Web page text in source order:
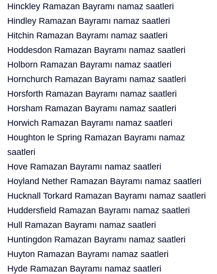
Hinckley Ramazan Bayramı namaz saatleri
Hindley Ramazan Bayramı namaz saatleri
Hitchin Ramazan Bayramı namaz saatleri
Hoddesdon Ramazan Bayramı namaz saatleri
Holborn Ramazan Bayramı namaz saatleri
Hornchurch Ramazan Bayramı namaz saatleri
Horsforth Ramazan Bayramı namaz saatleri
Horsham Ramazan Bayramı namaz saatleri
Horwich Ramazan Bayramı namaz saatleri
Houghton le Spring Ramazan Bayramı namaz
saatleri
Hove Ramazan Bayramı namaz saatleri
Hoyland Nether Ramazan Bayramı namaz saatleri
Hucknall Torkard Ramazan Bayramı namaz saatleri
Huddersfield Ramazan Bayramı namaz saatleri
Hull Ramazan Bayramı namaz saatleri
Huntingdon Ramazan Bayramı namaz saatleri
Huyton Ramazan Bayramı namaz saatleri
Hyde Ramazan Bayramı namaz saatleri